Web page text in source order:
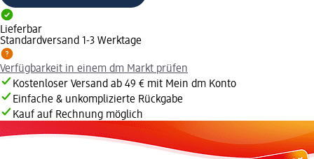
Lieferbar
Standardversand 1-3 Werktage
Verfügbarkeit in einem dm Markt prüfen
Kostenloser Versand ab 49 € mit Mein dm Konto
Einfache & unkomplizierte Rückgabe
Kauf auf Rechnung möglich